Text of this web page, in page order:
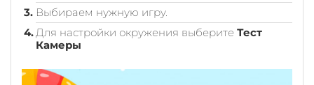
Выбираем нужную игру.
Для настройки окружения выберите Тест
Камеры